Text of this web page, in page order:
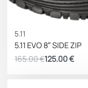
5.11
5.11 EVO 8″ SIDE ZIP
165.00€125.00€